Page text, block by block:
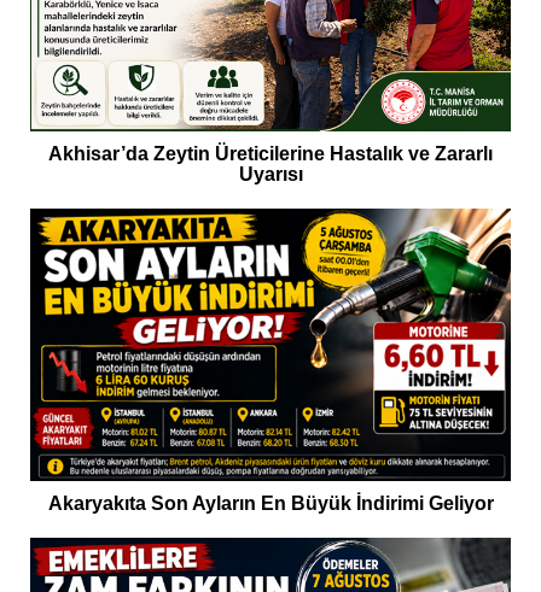
Akhisar’da Zeytin Üreticilerine Hastalık ve Zararlı
Uyarısı
Akaryakıta Son Ayların En Büyük İndirimi Geliyor